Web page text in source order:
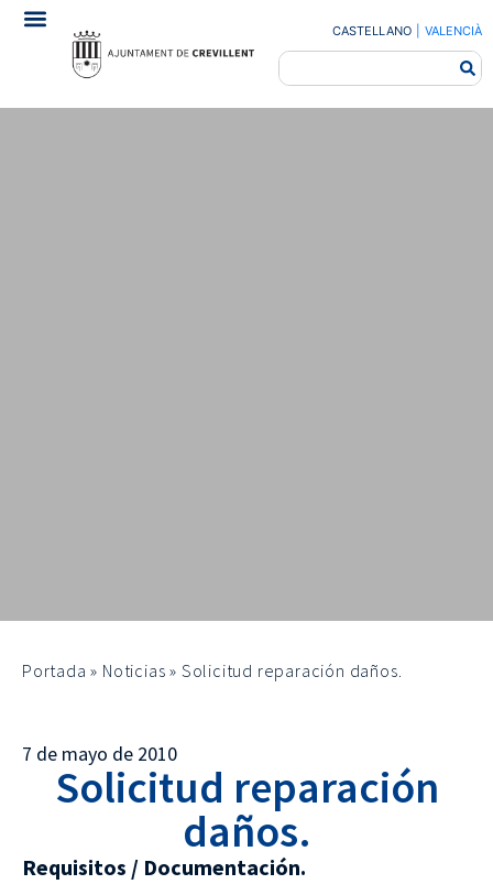
CASTELLANO VALENCIÀ
Portada » Noticias » Solicitud reparación daños.
7 de mayo de 2010
Solicitud reparación
daños.
Requisitos / Documentación.